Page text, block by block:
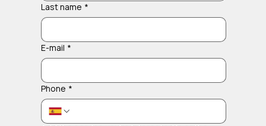
Last name *
E-mail *
Phone *